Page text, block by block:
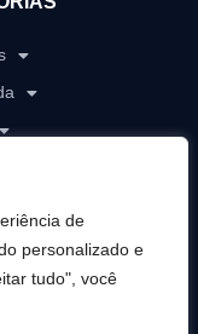
de
personalizado e
tudo", você